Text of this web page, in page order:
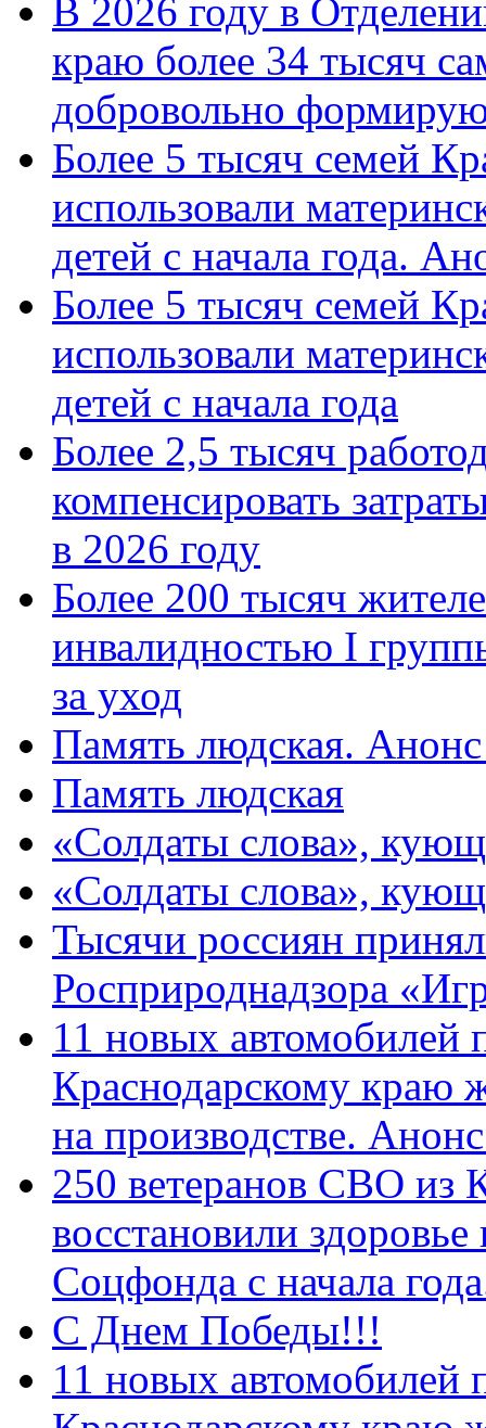
В 2026 году в
краю более 34 тысяч
добровольно
Более 5 тысяч семей
использовали
детей с начала года.
Более 5 тысяч семей
использовали
детей с начала года
Более 2,5 тысяч
компенсировать
в 2026 году
Более 200 тысяч
инвалидностью I
за уход
Память людская.
Память людская
«Солдаты слова»,
«Солдаты слова»,
Тысячи россиян
Росприроднадзора
11 новых автомобилей
Краснодарскому краю
на производстве.
250 ветеранов СВО из
восстановили
Соцфонда с начала
С Днем Победы!!!
11 новых автомобилей